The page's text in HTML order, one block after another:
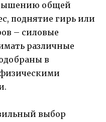
общей
поднятие гирь или
– силовые
различные
в
выбор